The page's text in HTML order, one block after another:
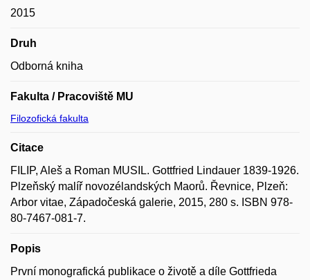
2015
Druh
Odborná kniha
Fakulta / Pracoviště MU
Filozofická fakulta
Citace
FILIP, Aleš a Roman MUSIL. Gottfried Lindauer 1839-1926.
Plzeňský malíř novozélandských Maorů. Řevnice, Plzeň:
Arbor vitae, Západočeská galerie, 2015, 280 s. ISBN 978-
80-7467-081-7.
Popis
První monografická publikace o životě a díle Gottfrieda